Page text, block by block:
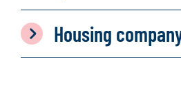
Housing